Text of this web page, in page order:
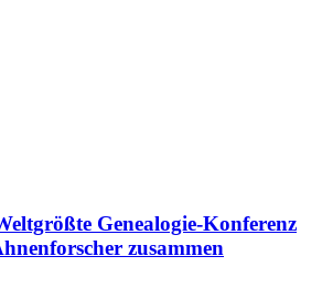
Genealogie-Konferenz
zusammen